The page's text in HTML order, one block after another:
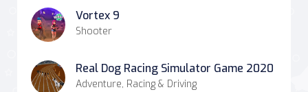
Vortex 9
Shooter
Real Dog Racing Simulator Game 2020
Adventure, Racing & Driving